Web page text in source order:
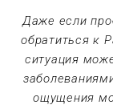
Даже если
обратиться к
ситуация
ощущения